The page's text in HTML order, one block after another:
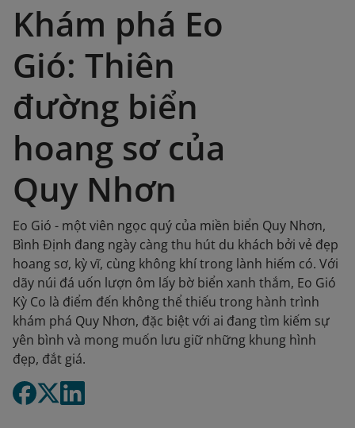
Khám phá Eo
Gió: Thiên
đường biển
hoang sơ của
Quy Nhơn
Eo Gió - một viên ngọc quý của miền biển Quy Nhơn,
Bình Định đang ngày càng thu hút du khách bởi vẻ đẹp
hoang sơ, kỳ vĩ, cùng không khí trong lành hiếm có. Với
dãy núi đá uốn lượn ôm lấy bờ biển xanh thắm, Eo Gió
Kỳ Co là điểm đến không thể thiếu trong hành trình
khám phá Quy Nhơn, đặc biệt với ai đang tìm kiếm sự
yên bình và mong muốn lưu giữ những khung hình
đẹp, đắt giá.